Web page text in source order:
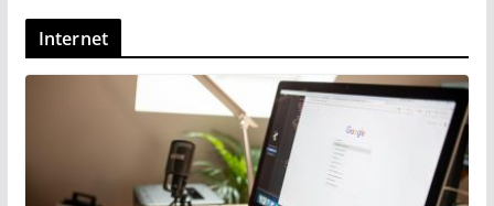
Internet